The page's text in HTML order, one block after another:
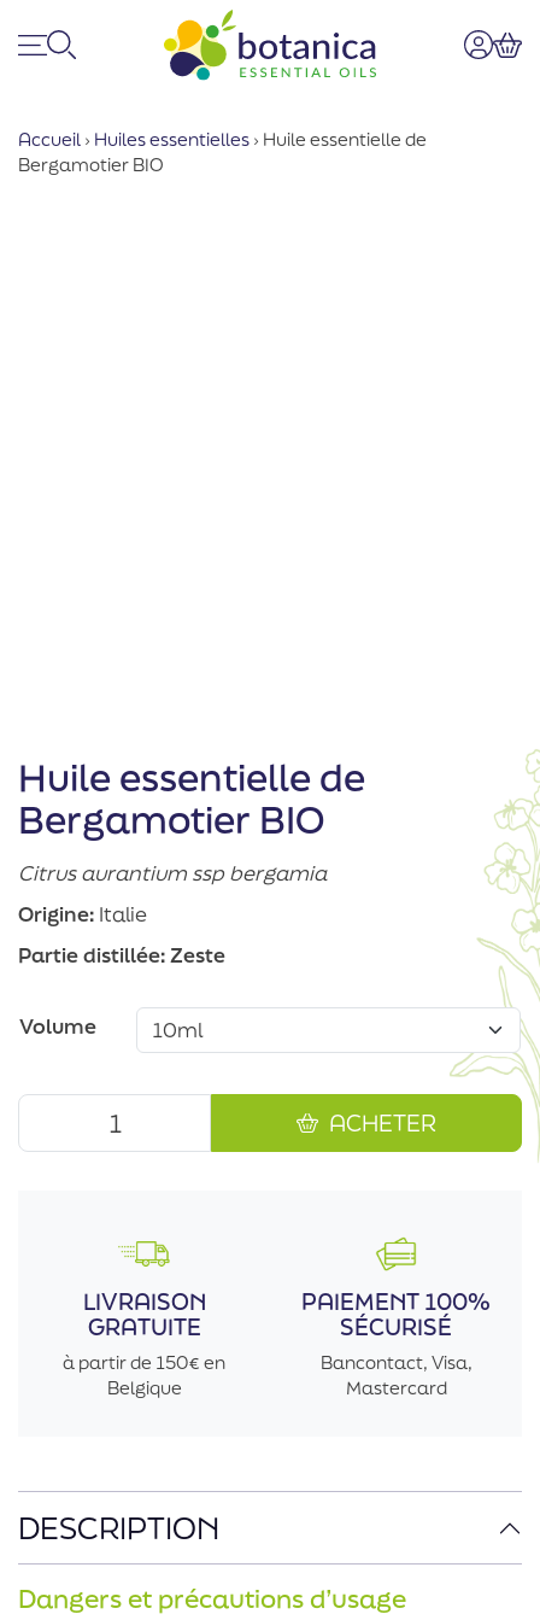
Accueil › Huiles essentielles › Huile essentielle de
Bergamotier BIO
Huile essentielle de
Bergamotier BIO
Citrus aurantium ssp bergamia
Origine: Italie
Partie distillée:Zeste
Volume
ACHETER
DESCRIPTION
Dangers et précautions d’usage
LIVRAISON
GRATUITE
à partir de 150€ en
Belgique
PAIEMENT 100%
SÉCURISÉ
Bancontact, Visa,
Mastercard